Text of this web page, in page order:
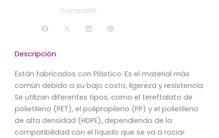
Compartir
Descripción
Están fabricados con Plástico: Es el material más
común debido a su bajo costo, ligereza y resistencia.
Se utilizan diferentes tipos, como el tereftalato de
polietileno (PET), el polipropileno (PP) y el polietileno
de alta densidad (HDPE), dependiendo de la
compatibilidad con el líquido que se va a rociar.